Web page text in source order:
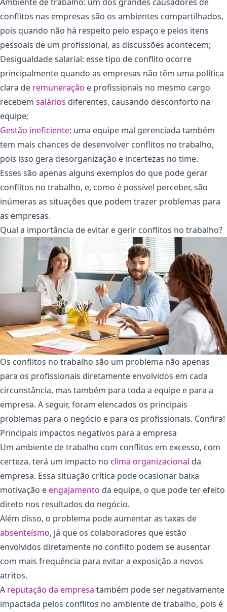
conflitos nas empresas são os ambientes compartilhados,
pois quando não há respeito pelo espaço e pelos itens
pessoais de um profissional, as discussões acontecem;
Desigualdade salarial: esse tipo de conflito ocorre
principalmente quando as empresas não têm uma política
clara de remuneração e profissionais no mesmo cargo
recebem salários diferentes, causando desconforto na
equipe;
Gestão ineficiente: uma equipe mal gerenciada também
tem mais chances de desenvolver conflitos no trabalho,
pois isso gera desorganização e incertezas no time.
Esses são apenas alguns exemplos do que pode gerar
conflitos no trabalho, e, como é possível perceber, são
inúmeras as situações que podem trazer problemas para
as empresas.
Qual a importância de evitar e gerir conflitos no trabalho?
Os conflitos no trabalho são um problema não apenas
para os profissionais diretamente envolvidos em cada
circunstância, mas também para toda a equipe e para a
empresa. A seguir, foram elencados os principais
problemas para o negócio e para os profissionais. Confira!
Principais impactos negativos para a empresa
Um ambiente de trabalho com conflitos em excesso, com
certeza, terá um impacto no clima organizacional da
empresa. Essa situação crítica pode ocasionar baixa
motivação eengajamento da equipe, o que pode ter efeito
direto nos resultados do negócio.
Além disso, o problema pode aumentar as taxas de
absenteísmo, já que os colaboradores que estão
envolvidos diretamente no conflito podem se ausentar
com mais frequência para evitar a exposição a novos
atritos.
A reputação da empresa também pode ser negativamente
impactada pelos conflitos no ambiente de trabalho, pois é